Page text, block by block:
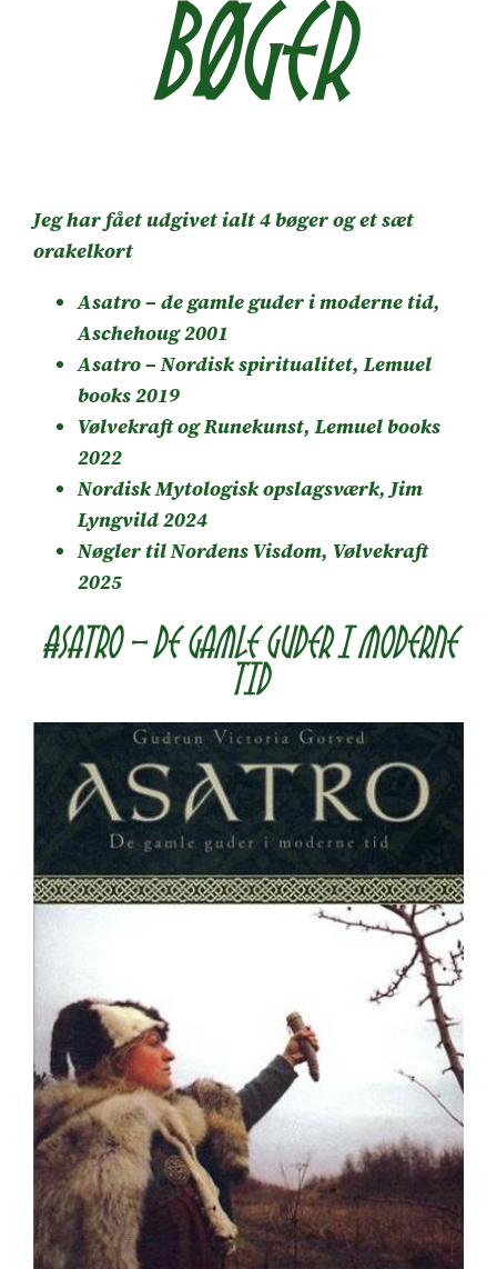
Bøger
Jeg har fået udgivet ialt 4 bøger og et sæt
orakelkort
Asatro – de gamle guder i moderne tid,
Aschehoug 2001
Asatro – Nordisk spiritualitet, Lemuel
books 2019
Vølvekraft og Runekunst, Lemuel books
2022
Nordisk Mytologisk opslagsværk, Jim
Lyngvild 2024
Nøgler til Nordens Visdom, Vølvekraft
2025
Asatro – de gamle guder i moderne
tid